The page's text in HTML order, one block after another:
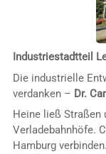
Industriestadtteil
Die industrielle
verdanken – Dr.
Heine ließ Straßen
Verladebahnhöfe.
Hamburg